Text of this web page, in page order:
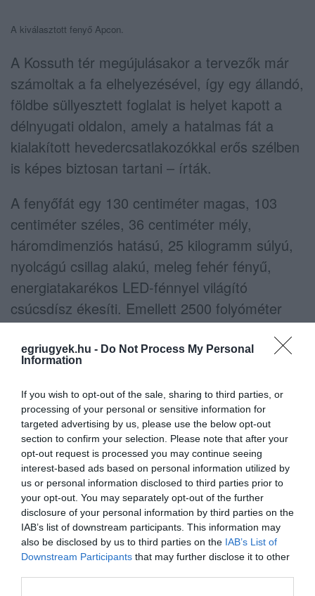
egriugyek.hu - Do Not Process My Personal
Information
If you wish to opt-out of the sale, sharing to third parties, or
processing of your personal or sensitive information for
targeted advertising by us, please use the below opt-out
section to confirm your selection. Please note that after your
opt-out request is processed you may continue seeing
interest-based ads based on personal information utilized by
us or personal information disclosed to third parties prior to
your opt-out. You may separately opt-out of the further
disclosure of your personal information by third parties on the
IAB’s list of downstream participants. This information may
also be disclosed by us to third parties on the IAB’s List of
Downstream Participants that may further disclose it to other
A kiválasztott fenyő Apcon.
A Kossuth tér megújulásakor a tervezők már
számoltak a fa elhelyezésével, így egy állandó,
földbe süllyesztett foglalat is helyet kapott a
délnyugati oldalon, amely a hatalmas fát a
kialakított hevedercsatlakozókkal erős szélben
is képes biztosan tartani – írták.
A fenyőfát egy 130 centiméter magas, 103
centiméter széles, 36 centiméter mély,
háromdimenziós hatású, 25 kilogramm súlyú,
nyolcágú csillag alakú, meleg fehér fényű,
energiatakarékos LED-fénnyel világító
csúcsdísz ékesíti. Emellett 2500 folyóméter
fényfüzér, benne 16000 energiatakarékos
színes LED-izzó fogja díszíteni a karácsonyfát.
Idén a nemzet Betleheme – ahogyan a
készítők elnevezték – Kisgyőrből érkezik,
embernagyságú fából faragott figurákból áll.
Az ország karácsonyfája adventtől vízkereszt
napjáig díszíti a Kossuth teret, lebontását
követően a faanyagot – tűzifaként –
rászorulóknak ajánlja fel az Országgyűlés
Hivatala – írták a közleményben.